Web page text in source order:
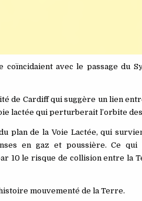
avec le passage du
de Cardiff qui suggère un lien
lactée qui perturberait l’orbite
plan de la Voie Lactée, qui
en gaz et poussière. Ce qui
10 le risque de collision entre la
mouvementé de la Terre.